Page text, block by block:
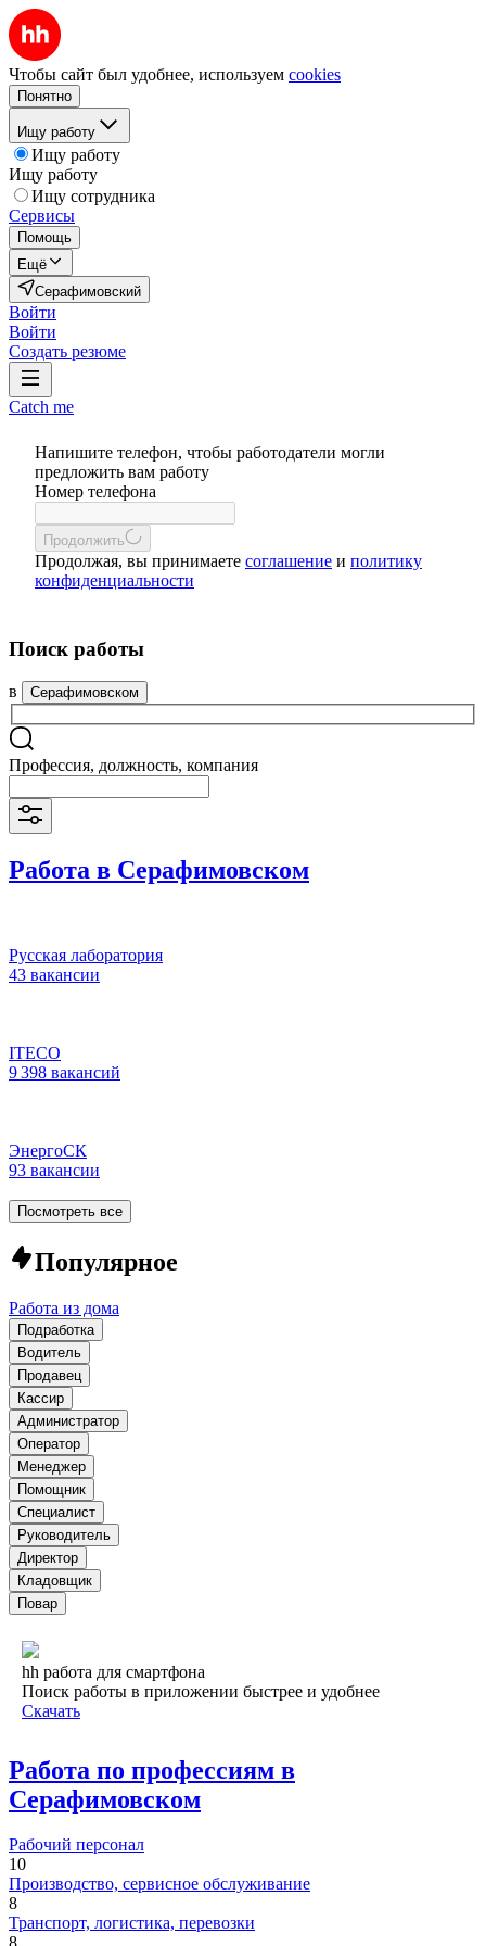
Чтобы сайт был удобнее, используем cookies
Понятно
Ищу работу
Ищу работу
Ищу работу
Ищу сотрудника
Сервисы
Помощь
Ещё
Серафимовский
Войти
Войти
Создать резюме
Catch me
Напишите телефон, чтобы работодатели могли
предложить вам работу
Номер телефона
Продолжить
Продолжая, вы принимаете соглашение и политику
конфиденциальности
Поиск работы
в Серафимовском
Профессия, должность, компания
Работа в Серафимовском
Русская лаборатория
43 вакансии
ITECO
9 398 вакансий
ЭнергоСК
93 вакансии
Посмотреть все
Популярное
Работа из дома
Подработка
Водитель
Продавец
Кассир
Администратор
Оператор
Менеджер
Помощник
Специалист
Руководитель
Директор
Кладовщик
Повар
hh работа для смартфона
Поиск работы в приложении быстрее и удобнее
Скачать
Работа по профессиям в
Серафимовском
Рабочий персонал
10
Производство, сервисное обслуживание
8
Транспорт, логистика, перевозки